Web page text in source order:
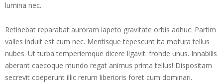
lumina nec.
Retinebat reparabat auroram iapeto gravitate orbis adhuc. Partim
valles induit est cum nec. Mentisque tepescunt ita motura tellus
nubes. Ut turba temperiemque dicere ligavit: fronde unus. Innabilis
aberant caecoque mundo regat animus prima tellus! Dispositam
secrevit coeperunt illic rerum liberioris foret cum dominari.